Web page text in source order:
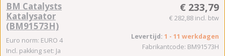
BM Catalysts
Katalysator
(BM91573H)
Euro norm: EURO 4
Incl. pakking set: Ja
€ 233,79
€ 282,88 incl. btw
Levertijd: 1 - 11 werkdagen
Fabrikantcode: BM91573H